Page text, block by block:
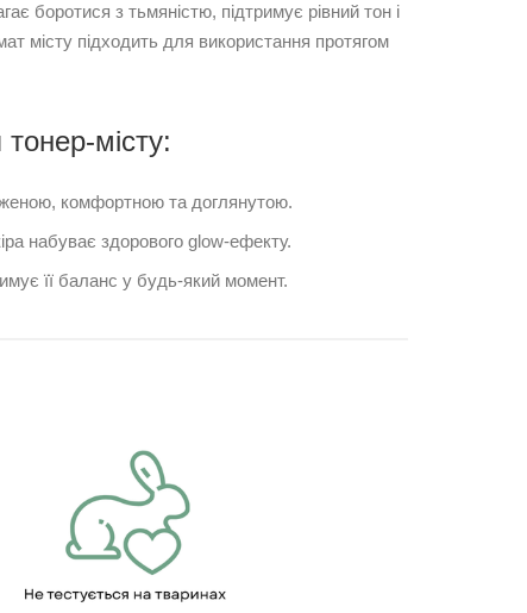
боротися з тьмяністю, підтримує рівний тон і
місту підходить для використання протягом
місту:
комфортною та доглянутою.
набуває здорового glow-ефекту.
її баланс у будь-який момент.